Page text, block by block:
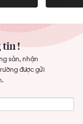
tin !
sản, nhận
được gửi